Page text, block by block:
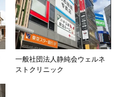
一般社団法人静純会ウェルネ
ストクリニック